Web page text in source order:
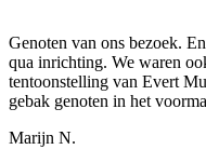
Genoten van ons bezoek.
qua inrichting. We waren
tentoonstelling van Evert
gebak genoten in het
Marijn N.